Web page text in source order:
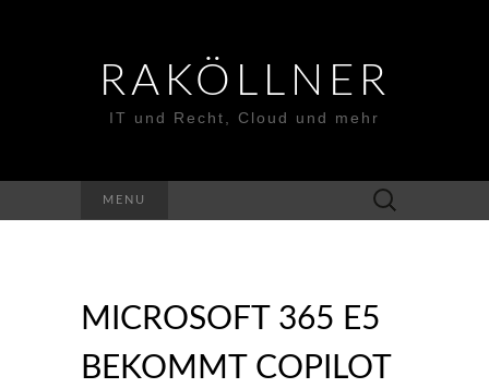
RAKÖLLNER
IT und Recht, Cloud und mehr
MENU
Suchen
nach:
MICROSOFT 365 E5
BEKOMMT COPILOT